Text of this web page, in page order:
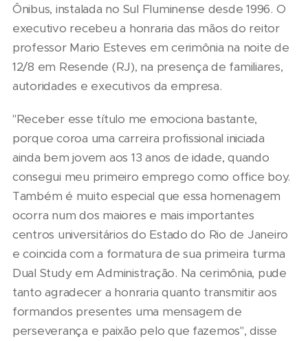
Ônibus, instalada no Sul Fluminense desde 1996. O
executivo recebeu a honraria das mãos do reitor
professor Mario Esteves em cerimônia na noite de
12/8 em Resende (RJ), na presença de familiares,
autoridades e executivos da empresa.
"Receber esse título me emociona bastante,
porque coroa uma carreira profissional iniciada
ainda bem jovem aos 13 anos de idade, quando
consegui meu primeiro emprego como office boy.
Também é muito especial que essa homenagem
ocorra num dos maiores e mais importantes
centros universitários do Estado do Rio de Janeiro
e coincida com a formatura de sua primeira turma
Dual Study em Administração. Na cerimônia, pude
tanto agradecer a honraria quanto transmitir aos
formandos presentes uma mensagem de
perseverança e paixão pelo que fazemos", disse